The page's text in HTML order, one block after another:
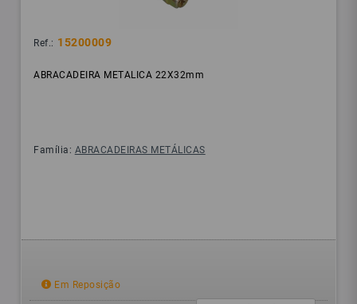
Ref.: 15200009
ABRACADEIRA METALICA 22X32mm
Família: ABRACADEIRAS METÁLICAS
Em Reposição